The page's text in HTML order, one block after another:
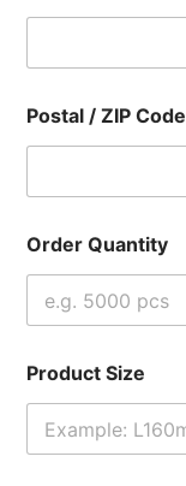
Postal / ZIP Code
Order Quantity
Product Size